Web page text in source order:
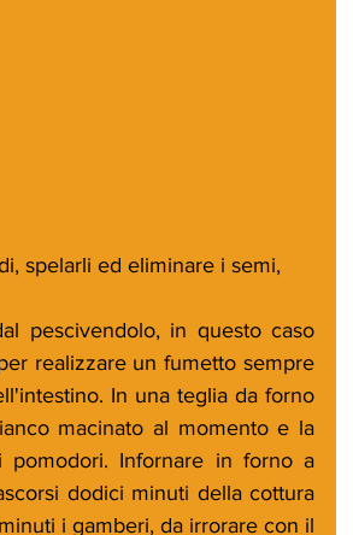
spelarli ed eliminare i semi,
pescivendolo, in questo caso
realizzare un fumetto sempre
In una teglia da forno
macinato al momento e la
Infornare in forno a
dodici minuti della cottura
i gamberi, da irrorare con il